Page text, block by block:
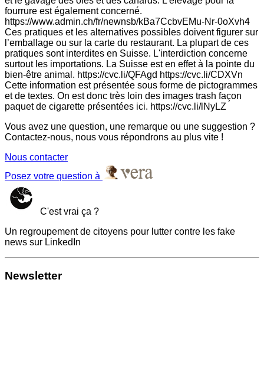
fourrure est également concerné.
https://www.admin.ch/fr/newnsb/kBa7CcbvEMu-Nr-0oXvh4
Ces pratiques et les alternatives possibles doivent figurer sur
l’emballage ou sur la carte du restaurant. La plupart de ces
pratiques sont interdites en Suisse. L'interdiction concerne
surtout les importations. La Suisse est en effet à la pointe du
bien-être animal. https://cvc.li/QFAgd https://cvc.li/CDXVn
Cette information est présentée sous forme de pictogrammes
et de textes. On est donc très loin des images trash façon
paquet de cigarette présentées ici. https://cvc.li/lNyLZ
Vous avez une question, une remarque ou une suggestion ?
Contactez-nous, nous vous répondrons au plus vite !
Nous contacter
Posez votre question à
C'est vrai ça ?
Un regroupement de citoyens pour lutter contre les fake
news sur LinkedIn
Newsletter